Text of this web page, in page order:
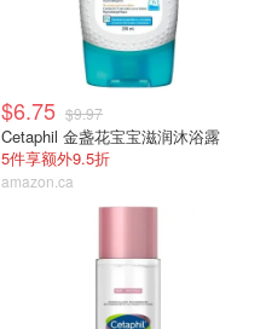
$6.75 $9.97
Cetaphil 金盏花宝宝滋润沐浴露
5件享额外9.5折
amazon.ca